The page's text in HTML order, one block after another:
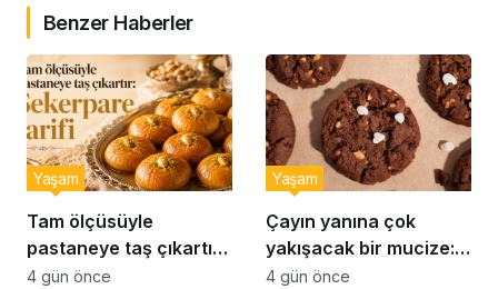
Benzer Haberler
Tam ölçüsüyle
pastaneye taş çıkartır:
Şekerpare tarifi
Yaşam
4 gün önce
Çayın yanına çok
yakışacak bir mucize:
Brownie tadında ıslak
Yaşam
4 gün önce